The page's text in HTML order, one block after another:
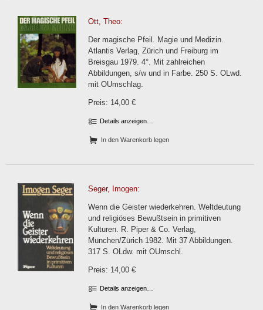
Ott, Theo:
Der magische Pfeil. Magie und Medizin.
Atlantis Verlag, Zürich und Freiburg im
Breisgau 1979. 4°. Mit zahlreichen
Abbildungen, s/w und in Farbe. 250 S. OLwd.
mit OUmschlag.
Preis: 14,00 €
Details anzeigen…
In den Warenkorb legen
Seger, Imogen:
Wenn die Geister wiederkehren. Weltdeutung
und religiöses Bewußtsein in primitiven
Kulturen. R. Piper & Co. Verlag,
München/Zürich 1982. Mit 37 Abbildungen.
317 S. OLdw. mit OUmschl.
Preis: 14,00 €
Details anzeigen…
In den Warenkorb legen